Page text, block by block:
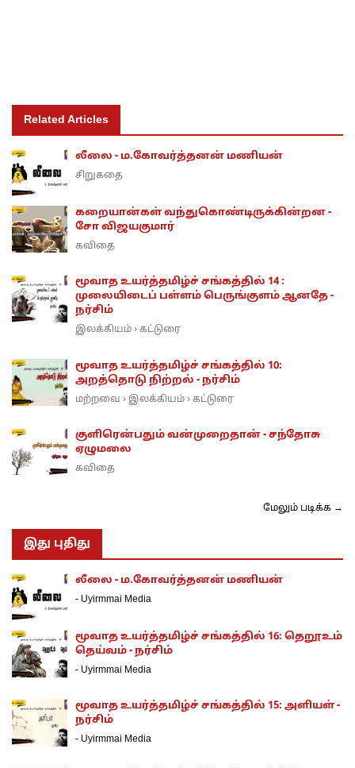
Related Articles
லீலை - ம.கோவர்த்தனன் மணியன்
சிறுகதை
கறையான்கள் வந்துகொண்டிருக்கின்றன -
சோ விஜயகுமார்
கவிதை
மூவாத உயர்த்தமிழ்ச் சங்கத்தில் 14 :
முலையிடைப் பள்ளம் பெருங்குளம் ஆனதே -
நர்சிம்
இலக்கியம் › கட்டுரை
மூவாத உயர்த்தமிழ்ச் சங்கத்தில் 10:
அறத்தொடு நிற்றல் - நர்சிம்
மற்றவை › இலக்கியம் › கட்டுரை
குளிரென்பதும் வன்முறைதான் - சந்தோசு
ஏழுமலை
கவிதை
மேலும் படிக்க →
இது புதிது
லீலை - ம.கோவர்த்தனன் மணியன்
- Uyirmmai Media
மூவாத உயர்த்தமிழ்ச் சங்கத்தில் 16: தெறூஉம்
தெய்வம் - நர்சிம்
- Uyirmmai Media
மூவாத உயர்த்தமிழ்ச் சங்கத்தில் 15: அளியள் -
நர்சிம்
- Uyirmmai Media